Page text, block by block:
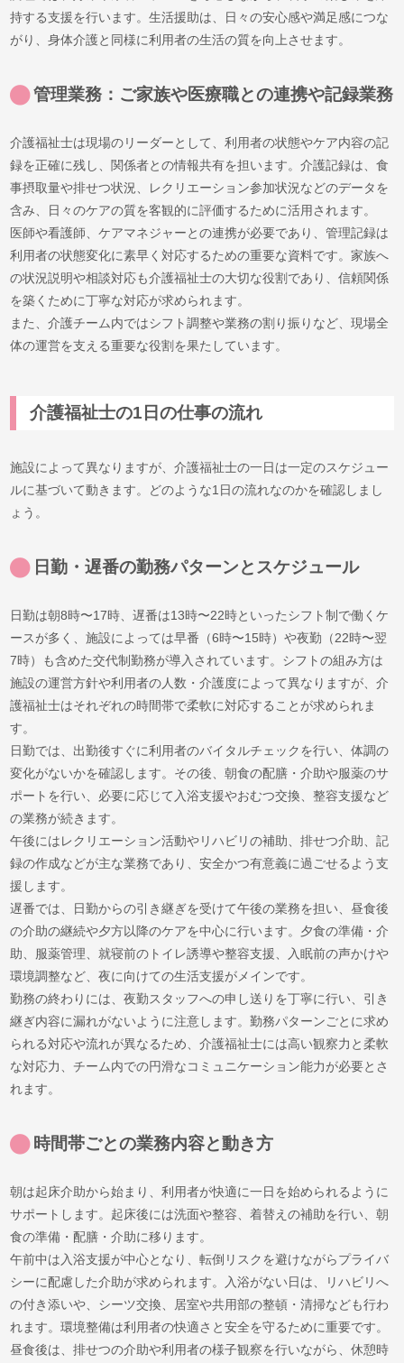
持する支援を行います。生活援助は、日々の安心感や満足感につな
がり、身体介護と同様に利用者の生活の質を向上させます。
管理業務：ご家族や医療職との連携や記録業務
介護福祉士は現場のリーダーとして、利用者の状態やケア内容の記
録を正確に残し、関係者との情報共有を担います。介護記録は、食
事摂取量や排せつ状況、レクリエーション参加状況などのデータを
含み、日々のケアの質を客観的に評価するために活用されます。
医師や看護師、ケアマネジャーとの連携が必要であり、管理記録は
利用者の状態変化に素早く対応するための重要な資料です。家族へ
の状況説明や相談対応も介護福祉士の大切な役割であり、信頼関係
を築くために丁寧な対応が求められます。
また、介護チーム内ではシフト調整や業務の割り振りなど、現場全
体の運営を支える重要な役割を果たしています。
介護福祉士の1日の仕事の流れ
施設によって異なりますが、介護福祉士の一日は一定のスケジュー
ルに基づいて動きます。どのような1日の流れなのかを確認しまし
ょう。
日勤・遅番の勤務パターンとスケジュール
日勤は朝8時〜17時、遅番は13時〜22時といったシフト制で働くケ
ースが多く、施設によっては早番（6時〜15時）や夜勤（22時〜翌
7時）も含めた交代制勤務が導入されています。シフトの組み方は
施設の運営方針や利用者の人数・介護度によって異なりますが、介
護福祉士はそれぞれの時間帯で柔軟に対応することが求められま
す。
日勤では、出勤後すぐに利用者のバイタルチェックを行い、体調の
変化がないかを確認します。その後、朝食の配膳・介助や服薬のサ
ポートを行い、必要に応じて入浴支援やおむつ交換、整容支援など
の業務が続きます。
午後にはレクリエーション活動やリハビリの補助、排せつ介助、記
録の作成などが主な業務であり、安全かつ有意義に過ごせるよう支
援します。
遅番では、日勤からの引き継ぎを受けて午後の業務を担い、昼食後
の介助の継続や夕方以降のケアを中心に行います。夕食の準備・介
助、服薬管理、就寝前のトイレ誘導や整容支援、入眠前の声かけや
環境調整など、夜に向けての生活支援がメインです。
勤務の終わりには、夜勤スタッフへの申し送りを丁寧に行い、引き
継ぎ内容に漏れがないように注意します。勤務パターンごとに求め
られる対応や流れが異なるため、介護福祉士には高い観察力と柔軟
な対応力、チーム内での円滑なコミュニケーション能力が必要とさ
れます。
時間帯ごとの業務内容と動き方
朝は起床介助から始まり、利用者が快適に一日を始められるように
サポートします。起床後には洗面や整容、着替えの補助を行い、朝
食の準備・配膳・介助に移ります。
午前中は入浴支援が中心となり、転倒リスクを避けながらプライバ
シーに配慮した介助が求められます。入浴がない日は、リハビリへ
の付き添いや、シーツ交換、居室や共用部の整頓・清掃なども行わ
れます。環境整備は利用者の快適さと安全を守るために重要です。
昼食後は、排せつの介助や利用者の様子観察を行いながら、休憩時